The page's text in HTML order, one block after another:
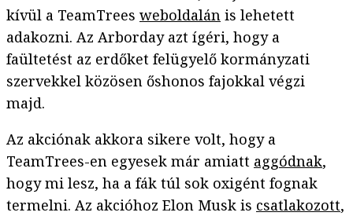
kívül a TeamTrees weboldalán is lehetett
adakozni. Az Arborday azt ígéri, hogy a
faültetést az erdőket felügyelő kormányzati
szervekkel közösen őshonos fajokkal végzi
majd.
Az akciónak akkora sikere volt, hogy a
TeamTrees-en egyesek már amiatt aggódnak,
hogy mi lesz, ha a fák túl sok oxigént fognak
termelni. Az akcióhoz Elon Musk is csatlakozott,